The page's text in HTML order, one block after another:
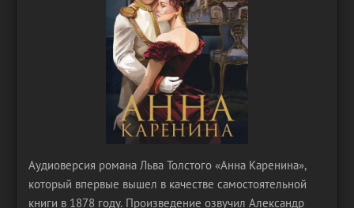
Аудиоверсия романа Льва Толстого «Анна Каренина»,
который впервые вышел в качестве самостоятельной
книги в 1878 году. Произведение озвучил Александр